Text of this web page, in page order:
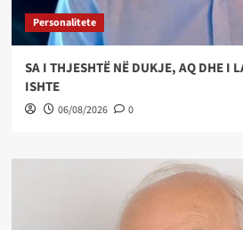
Personalitete
SA I THJESHTË NË DUKJE, AQ DHE I
ISHTE
06/08/2026 0